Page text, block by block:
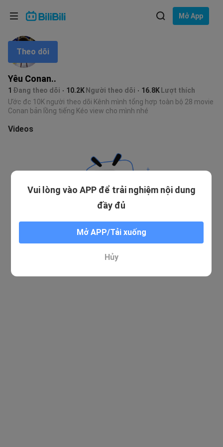
Mở App
Yêu Conan..
1 Đang theo dõi 10.2K Người theo dõi 16.8K Lượt thích
Theo dõi
Ước đc 10K người theo dõi Kênh mình tổng hợp toàn bộ 28 movie
Conan bản lồng tiếng Kéo view cho mình nhé
Videos
Ngôn ngữ: Tiếng Việt
Lựa chọn ngôn ngữ
English
ภาษาไทย
Tiếng Việt
Bahasa Indonesia
Vui lòng vào APP để trải nghiệm nội dung
đầy đủ
Mở APP/Tải xuống
Hủy